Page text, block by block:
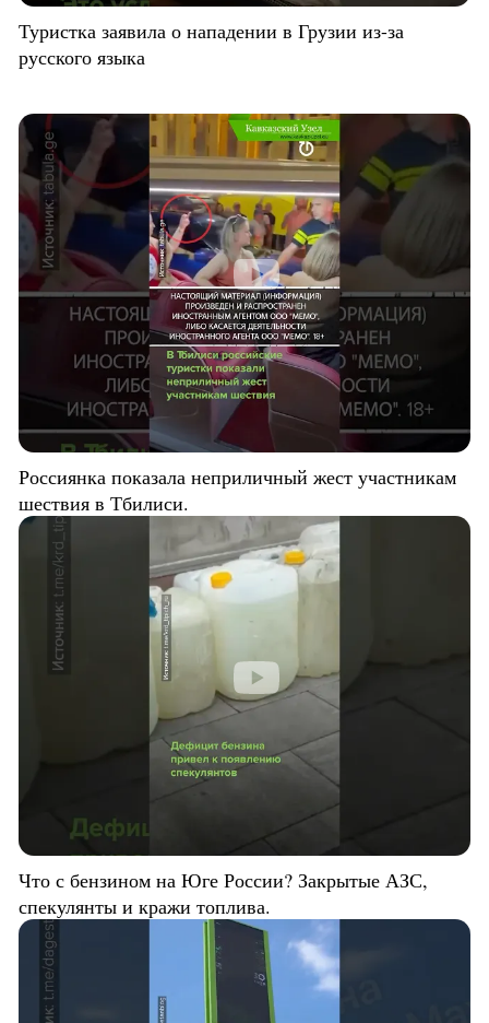
Туристка заявила о нападении в Грузии из-за
русского языка
Россиянка показала неприличный жест участникам
шествия в Тбилиси.
Что с бензином на Юге России? Закрытые АЗС,
спекулянты и кражи топлива.